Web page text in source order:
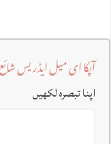
آپکا ای میل ایڈریس
اپنا تبصرہ لکھیں